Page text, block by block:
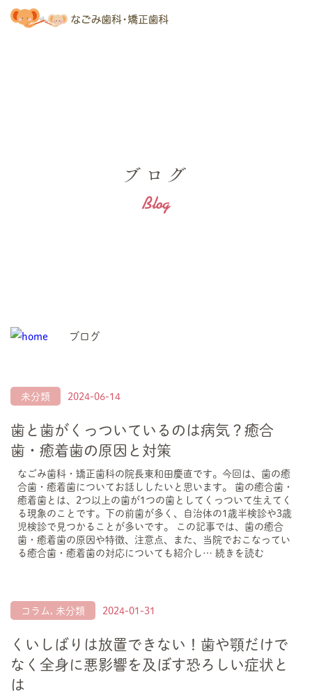
ブログ
Blog
ブログ
未分類 2024-06-14
歯と歯がくっついているのは病気？癒合
歯・癒着歯の原因と対策
なごみ歯科・矯正歯科の院長東和田慶直です。今回は、歯の癒
合歯・癒着歯についてお話ししたいと思います。 歯の癒合歯・
癒着歯とは、2つ以上の歯が1つの歯としてくっついて生えてく
る現象のことです。下の前歯が多く、自治体の1歳半検診や3歳
児検診で見つかることが多いです。 この記事では、歯の癒合
歯・癒着歯の原因や特徴、注意点、また、当院でおこなってい
る癒合歯・癒着歯の対応についても紹介し… 続きを読む
コラム, 未分類 2024-01-31
くいしばりは放置できない！歯や顎だけで
なく全身に悪影響を及ぼす恐ろしい症状と
は